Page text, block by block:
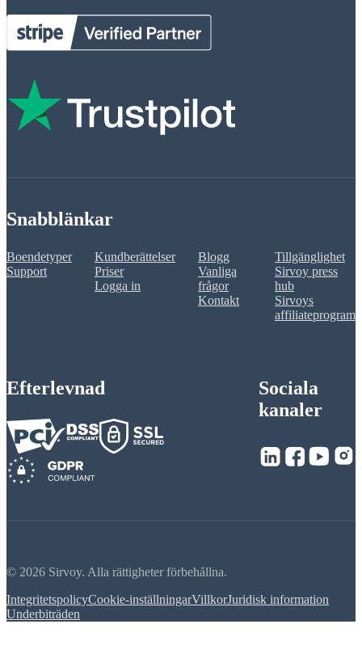
Snabblänkar
Boendetyper
Support
Kundberättelser
Priser
Logga in
Blogg
Vanliga
frågor
Kontakt
Tillgänglighet
Sirvoy press
hub
Sirvoys
affiliateprogram
Efterlevnad
Sociala
kanaler
© 2026 Sirvoy. Alla rättigheter förbehållna.
IntegritetspolicyCookie-inställningarVillkorJuridisk information
Underbiträden